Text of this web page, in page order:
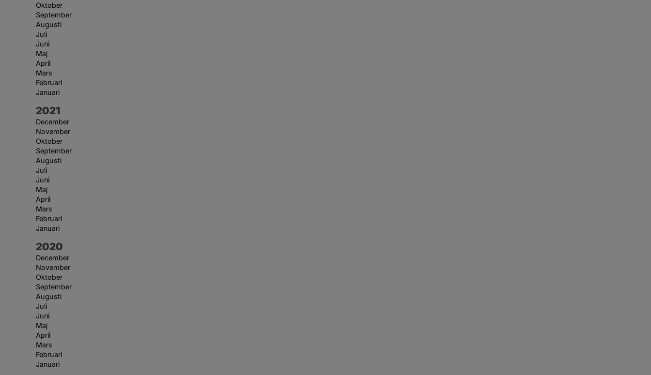
Oktober
September
Augusti
Juli
Juni
Maj
April
Mars
Februari
Januari
År:
2021
December
November
Oktober
September
Augusti
Juli
Juni
Maj
April
Mars
Februari
Januari
År:
2020
December
November
Oktober
September
Augusti
Juli
Juni
Maj
April
Mars
Februari
Januari